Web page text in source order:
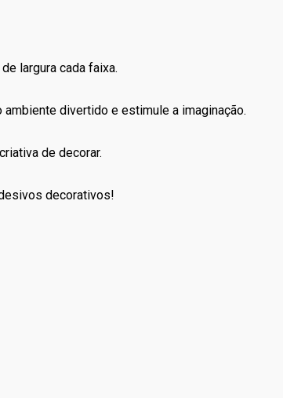
largura cada faixa.
divertido e estimule a imaginação.
de decorar.
decorativos!